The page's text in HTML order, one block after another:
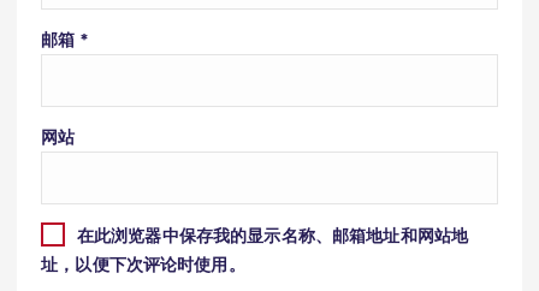
邮箱 *
网站
在此浏览器中保存我的显示名称、邮箱地址和网站地
址，以便下次评论时使用。